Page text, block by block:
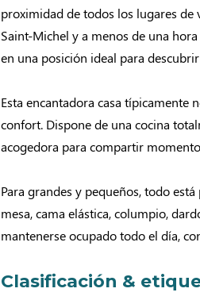
proximidad de todos los lugares
Saint-Michel y a menos de una
en una posición ideal para
Esta encantadora casa
confort. Dispone de una cocina
acogedora para compartir
Para grandes y pequeños, todo
mesa, cama elástica, columpio,
mantenerse ocupado todo el día,
Clasificación &